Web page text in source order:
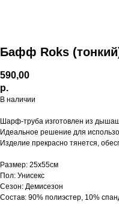
Бафф Roks
590,00
р.
В наличии
Шарф-труба изготовлен из
Идеальное решение для
Изделие прекрасно тянется,
Размер: 25х55см
Пол: Унисекс
Сезон: Демисезон
Состав: 90% полиэстер, 10%